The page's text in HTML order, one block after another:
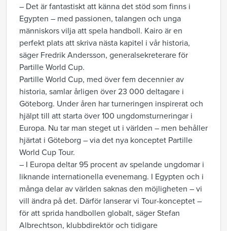
– Det är fantastiskt att känna det stöd som finns i
Egypten – med passionen, talangen och unga
människors vilja att spela handboll. Kairo är en
perfekt plats att skriva nästa kapitel i vår historia,
säger Fredrik Andersson, generalsekreterare för
Partille World Cup.
Partille World Cup, med över fem decennier av
historia, samlar årligen över 23 000 deltagare i
Göteborg. Under åren har turneringen inspirerat och
hjälpt till att starta över 100 ungdomsturneringar i
Europa. Nu tar man steget ut i världen – men behåller
hjärtat i Göteborg – via det nya konceptet Partille
World Cup Tour.
– I Europa deltar 95 procent av spelande ungdomar i
liknande internationella evenemang. I Egypten och i
många delar av världen saknas den möjligheten – vi
vill ändra på det. Därför lanserar vi Tour-konceptet –
för att sprida handbollen globalt, säger Stefan
Albrechtson, klubbdirektör och tidigare